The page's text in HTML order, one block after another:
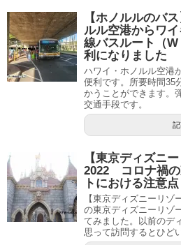
【ホノルルのバ
ルル空港からワ
線バスルート（
利になりました
ハワイ・ホノルル空港
便利です。所要時間35
かうことができます。
交通手段です。
【東京ディズニ
2022 コロナ禍の
トにおける注意点
【東京ディズニーリ
の東京ディズニーリゾ
てみました。以前のデ
思って訪問するとひど